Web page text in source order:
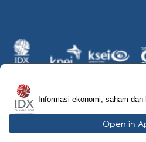
© 2026 IDX Channel. All
Informasi ekonomi, saham dan
Open in